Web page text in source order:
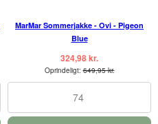
MarMar Sommerjakke - Ovi - Pigeon
Blue
324,98 kr.
Oprindeligt:649,95 kr.
74